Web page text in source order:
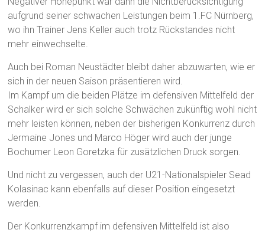
aufgrund seiner schwachen Leistungen beim 1.FC Nürnberg,
wo ihn Trainer Jens Keller auch trotz Rückstandes nicht
mehr einwechselte.
Auch bei Roman Neustädter bleibt daher abzuwarten, wie er
sich in der neuen Saison präsentieren wird.
Im Kampf um die beiden Plätze im defensiven Mittelfeld der
Schalker wird er sich solche Schwächen zukünftig wohl nicht
mehr leisten können, neben der bisherigen Konkurrenz durch
Jermaine Jones und Marco Höger wird auch der junge
Bochumer Leon Goretzka für zusätzlichen Druck sorgen.
Und nicht zu vergessen, auch der U21-Nationalspieler Sead
Kolasinac kann ebenfalls auf dieser Position eingesetzt
werden.
Der Konkurrenzkampf im defensiven Mittelfeld ist also